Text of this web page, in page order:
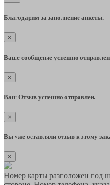
Благодарим за заполнение анкеты.
×
Ваше сообщение успешно
×
Ваш Отзыв успешно отправлен.
×
Вы уже оставляли отзыв к этому
×
Номер карты разположен под